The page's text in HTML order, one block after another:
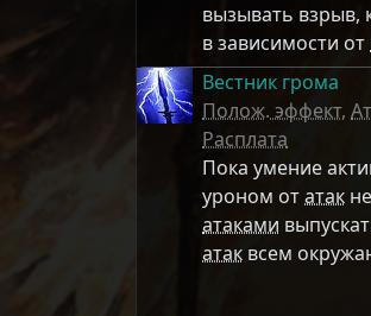
вызывать взрыв,
в зависимости от
Вестник грома
Полож. эффект,
Расплата
Пока умение
уроном отатак
атаками
атак всем